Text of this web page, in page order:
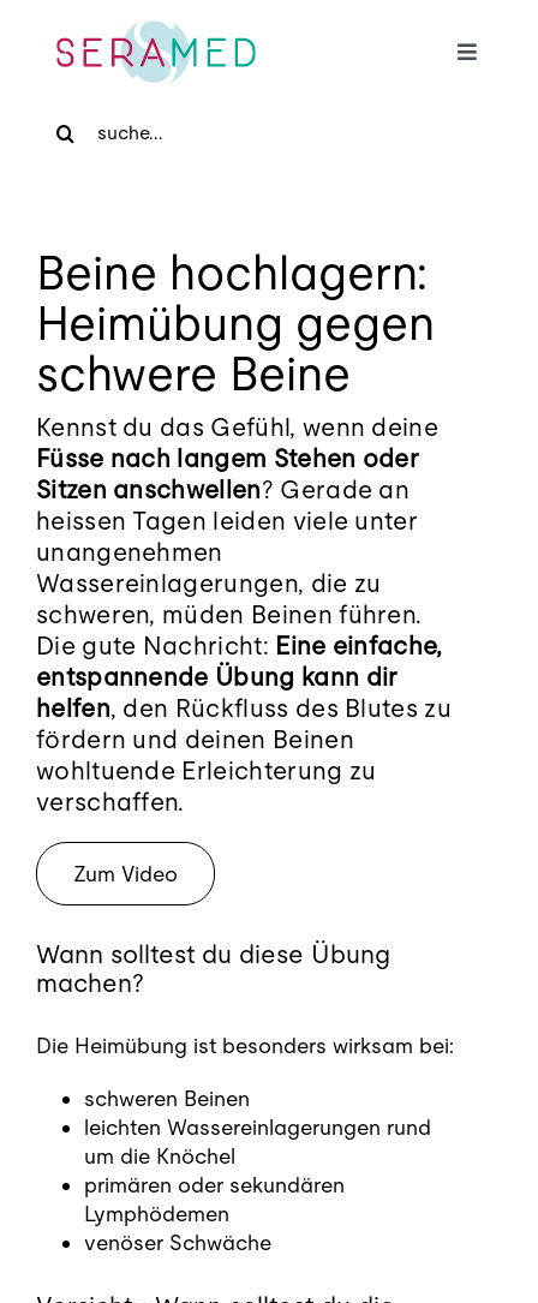
content
Toggle
Home
Für Zuweiser
Medizinische Massage
Praxis
Blog
Kontakt
Termin buchen
for:
Beine hochlagern:
Heimübung gegen
schwere Beine
Kennst du das Gefühl, wenn deine
Füsse nach langem Stehen oder
Sitzen anschwellen? Gerade an
heissen Tagen leiden viele unter
unangenehmen
Wassereinlagerungen, die zu
schweren, müden Beinen führen.
Die gute Nachricht: Eine einfache,
entspannende Übung kann dir
helfen, den Rückfluss des Blutes zu
fördern und deinen Beinen
wohltuende Erleichterung zu
verschaffen.
Zum Video
Wann solltest du diese Übung
machen?
Die Heimübung ist besonders wirksam bei:
schweren Beinen
leichten Wassereinlagerungen rund
um die Knöchel
primären oder sekundären
Lymphödemen
venöser Schwäche